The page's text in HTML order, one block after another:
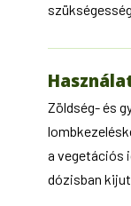
Zöldség- és
a vegetációs
dózisban